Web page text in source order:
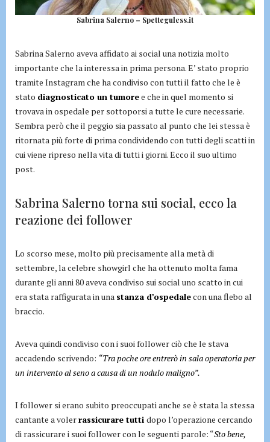
Sabrina Salerno – Spetteguless.it
Sabrina Salerno aveva affidato ai social una notizia molto
importante che la interessa in prima persona. E’ stato proprio
tramite Instagram che ha condiviso con tutti il fatto che le è
stato diagnosticato un tumoree che in quel momento si
trovava in ospedale per sottoporsi a tutte le cure necessarie.
Sembra però che il peggio sia passato al punto che lei stessa è
ritornata più forte di prima condividendo con tutti degli scatti in
cui viene ripreso nella vita di tutti i giorni. Ecco il suo ultimo
post.
Sabrina Salerno torna sui social, ecco la
reazione dei follower
Lo scorso mese, molto più precisamente alla metà di
settembre, la celebre showgirl che ha ottenuto molta fama
durante gli anni 80 aveva condiviso sui social uno scatto in cui
era stata raffigurata in una stanza d’ospedalecon una flebo al
braccio.
Aveva quindi condiviso con i suoi follower ciò che le stava
accadendo scrivendo: “Tra poche ore entrerò in sala operatoria per
un intervento al seno a causa di un nodulo maligno”.
I follower si erano subito preoccupati anche se è stata la stessa
cantante a volerrassicurare tutti dopo l’operazione cercando
di rassicurare i suoi follower con le seguenti parole: “Sto bene,